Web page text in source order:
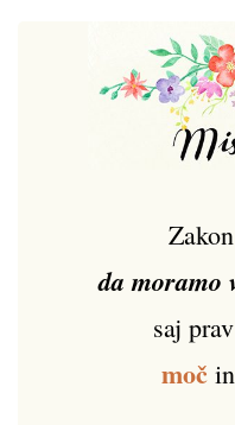
da moramo
saj
močin